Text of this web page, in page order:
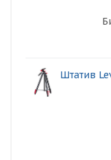
Штатив